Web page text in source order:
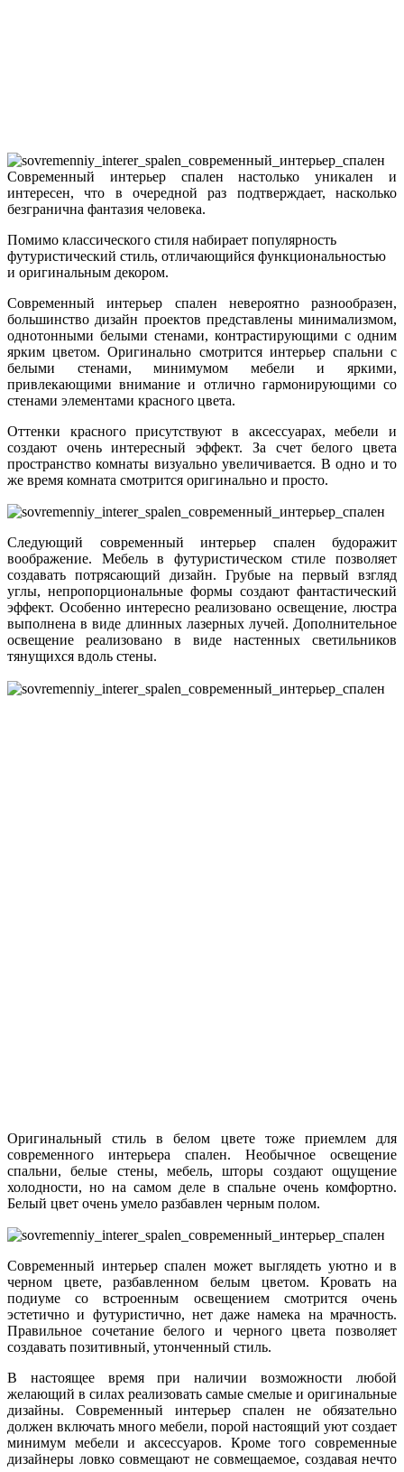
Современный интерьер спален настолько уникален и
интересен, что в очередной раз подтверждает, насколько
безгранична фантазия человека.
Помимо классического стиля набирает популярность
футуристический стиль, отличающийся функциональностью
и оригинальным декором.
Современный интерьер спален невероятно разнообразен,
большинство дизайн проектов представлены минимализмом,
однотонными белыми стенами, контрастирующими с одним
ярким цветом. Оригинально смотрится интерьер спальни с
белыми стенами, минимумом мебели и яркими,
привлекающими внимание и отлично гармонирующими со
стенами элементами красного цвета.
Оттенки красного присутствуют в аксессуарах, мебели и
создают очень интересный эффект. За счет белого цвета
пространство комнаты визуально увеличивается. В одно и то
же время комната смотрится оригинально и просто.
Следующий современный интерьер спален будоражит
воображение. Мебель в футуристическом стиле позволяет
создавать потрясающий дизайн. Грубые на первый взгляд
углы, непропорциональные формы создают фантастический
эффект. Особенно интересно реализовано освещение, люстра
выполнена в виде длинных лазерных лучей. Дополнительное
освещение реализовано в виде настенных светильников
тянущихся вдоль стены.
Оригинальный стиль в белом цвете тоже приемлем для
современного интерьера спален. Необычное освещение
спальни, белые стены, мебель, шторы создают ощущение
холодности, но на самом деле в спальне очень комфортно.
Белый цвет очень умело разбавлен черным полом.
Современный интерьер спален может выглядеть уютно и в
черном цвете, разбавленном белым цветом. Кровать на
подиуме со встроенным освещением смотрится очень
эстетично и футуристично, нет даже намека на мрачность.
Правильное сочетание белого и черного цвета позволяет
создавать позитивный, утонченный стиль.
В настоящее время при наличии возможности любой
желающий в силах реализовать самые смелые и оригинальные
дизайны. Современный интерьер спален не обязательно
должен включать много мебели, порой настоящий уют создает
минимум мебели и аксессуаров. Кроме того современные
дизайнеры ловко совмещают не совмещаемое, создавая нечто